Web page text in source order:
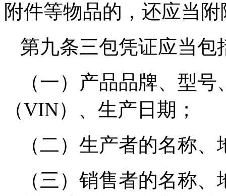
附件等物品的，还应当
第九条三包凭证应当包
（一）产品品牌、型
（VIN）、生产日期；
（二）生产者的名称
（三）销售者的名称